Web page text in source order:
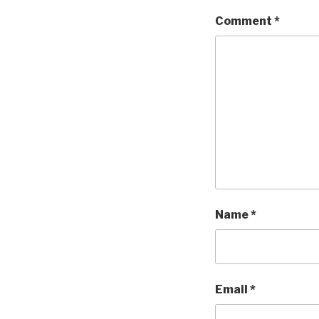
Comment *
Name*
Email *